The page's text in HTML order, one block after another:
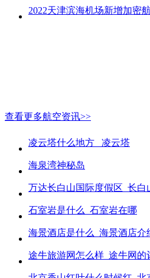
2022天津滨海机场新增加密
查看更多航空资讯>>
凌云塔什么地方_ 凌云塔
海泉湾神秘岛
万达长白山国际度假区_长白
石室岩是什么_石室岩在哪
海景酒店是什么_海景酒店介
途牛旅游网怎么样_途牛网的